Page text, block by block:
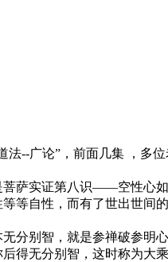
法--广论”，前面几集 ，
萨实证第八识——空性心
等自性，而有了世出世间
分别智，就是参禅破参明
得无分别智，这时称为大